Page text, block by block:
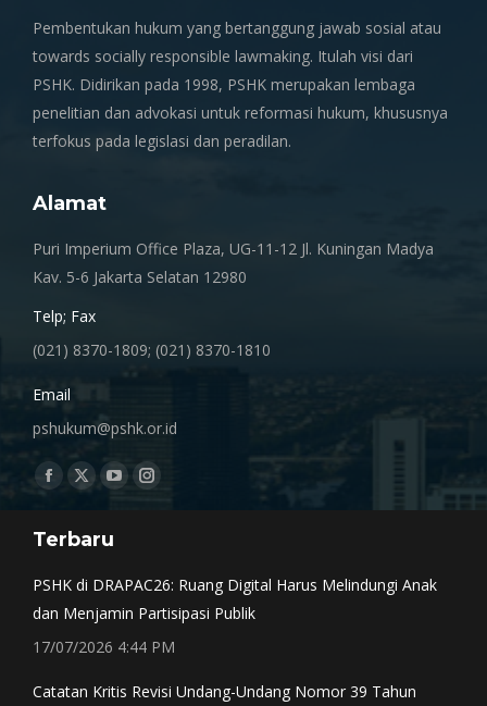
Pembentukan hukum yang bertanggung jawab sosial atau
towards socially responsible lawmaking. Itulah visi dari
PSHK. Didirikan pada 1998, PSHK merupakan lembaga
penelitian dan advokasi untuk reformasi hukum, khususnya
terfokus pada legislasi dan peradilan.
Alamat
Puri Imperium Office Plaza, UG-11-12 Jl. Kuningan Madya
Kav. 5-6 Jakarta Selatan 12980
Telp; Fax
(021) 8370-1809; (021) 8370-1810
Email
pshukum@pshk.or.id
Find us on:
Facebook
opens
window
X
opens
window
YouTube
opens
Instagram
window
Terbaru
PSHK di DRAPAC26: Ruang Digital Harus Melindungi Anak
dan Menjamin Partisipasi Publik
17/07/2026 4:44 PM
Catatan Kritis Revisi Undang-Undang Nomor 39 Tahun